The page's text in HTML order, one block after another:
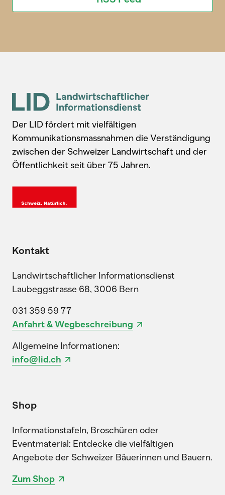
Der LID fördert mit vielfältigen
Kommunikationsmassnahmen die Verständigung
zwischen der Schweizer Landwirtschaft und der
Öffentlichkeit seit über 75 Jahren.
Kontakt
Landwirtschaftlicher Informationsdienst
Laubeggstrasse 68, 3006 Bern
031 359 59 77
Anfahrt & Wegbeschreibung
Allgemeine Informationen:
info@lid.ch
Shop
Informationstafeln, Broschüren oder
Eventmaterial: Entdecke die vielfältigen
Angebote der Schweizer Bäuerinnen und Bauern.
Zum Shop